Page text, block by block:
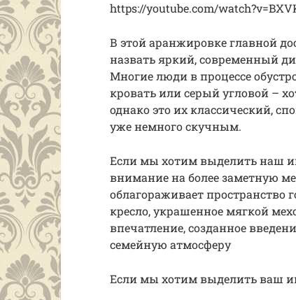
https://youtube.com/
В этой аранжировке главной
назвать яркий, современный
Многие люди в процессе
кровать или серый угловой –
однако это их классический,
уже немного скучным.
Если мы хотим выделить наш
внимание на более заметную
облагораживает пространство
кресло, украшенное мягкой
впечатление, созданное
семейную атмосферу
Если мы хотим выделить ваш